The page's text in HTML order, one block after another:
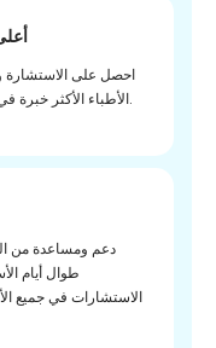
احصل على الاستشارة
الأطباء الأكثر خبرة في حالتك. أفضل علاج بتكلفة معقولة.
دعم ومساعدة من
طوال أيام
الاستشارات في جميع